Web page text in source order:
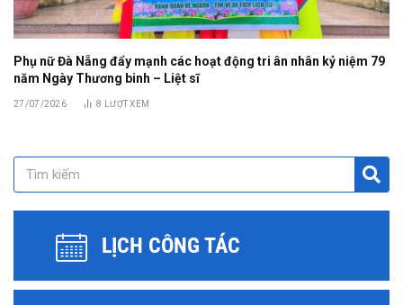
Phụ nữ Đà Nẵng đẩy mạnh các hoạt động tri ân nhân kỷ niệm 79
năm Ngày Thương binh – Liệt sĩ
27/07/2026 8 LƯỢT XEM
LỊCH CÔNG TÁC